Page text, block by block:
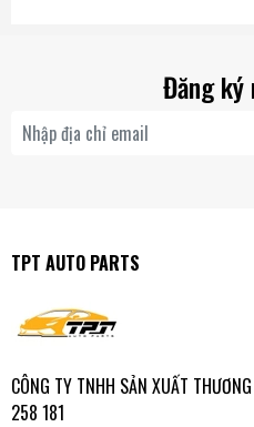
Đăng ký
TPT AUTO PARTS
CÔNG TY TNHH SẢN XUẤT
258 181